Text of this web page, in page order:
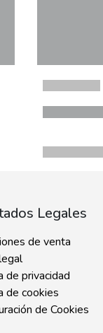
Legales
de venta
de privacidad
de cookies
de Cookies